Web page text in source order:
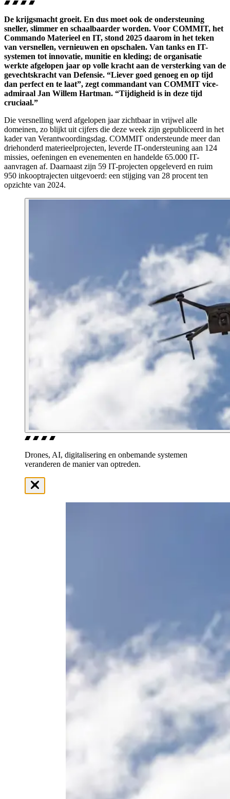
De krijgsmacht groeit. En dus moet ook de ondersteuning
sneller, slimmer en schaalbaarder worden. Voor COMMIT, het
Commando Materieel en IT, stond 2025 daarom in het teken
van versnellen, vernieuwen en opschalen. Van tanks en IT-
systemen tot innovatie, munitie en kleding; de organisatie
werkte afgelopen jaar op volle kracht aan de versterking van de
gevechtskracht van Defensie. “Liever goed genoeg en op tijd
dan perfect en te laat”, zegt commandant van COMMIT vice-
admiraal Jan Willem Hartman. “Tijdigheid is in deze tijd
cruciaal.”
Die versnelling werd afgelopen jaar zichtbaar in vrijwel alle
domeinen, zo blijkt uit cijfers die deze week zijn gepubliceerd in het
kader van Verantwoordingsdag. COMMIT ondersteunde meer dan
driehonderd materieelprojecten, leverde IT-ondersteuning aan 124
missies, oefeningen en evenementen en handelde 65.000 IT-
aanvragen af. Daarnaast zijn 59 IT-projecten opgeleverd en ruim
950 inkooptrajecten uitgevoerd: een stijging van 28 procent ten
opzichte van 2024.
Drones, AI, digitalisering en onbemande systemen
veranderen de manier van optreden.